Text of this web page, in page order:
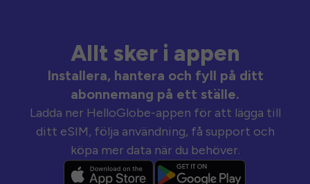
Allt sker i appen
Installera, hantera och fyll på ditt
abonnemang på ett ställe.
Ladda ner HelloGlobe-appen för att lägga till
ditt eSIM, följa användning, få support och
köpa mer data när du behöver.